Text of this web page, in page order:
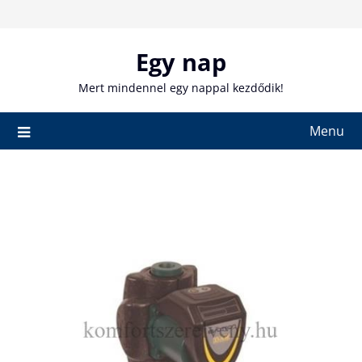
Egy nap
Mert mindennel egy nappal kezdődik!
Menu